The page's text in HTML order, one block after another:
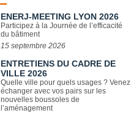
ENERJ-MEETING LYON 2026
Participez à la Journée de l’efficacité
du bâtiment
15 septembre 2026
ENTRETIENS DU CADRE DE
VILLE 2026
Quelle ville pour quels usages ? Venez
échanger avec vos pairs sur les
nouvelles boussoles de
l’aménagement